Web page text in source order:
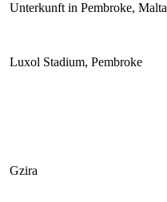
Unterkunft in Pembroke, Malta
Luxol Stadium, Pembroke
Gzira